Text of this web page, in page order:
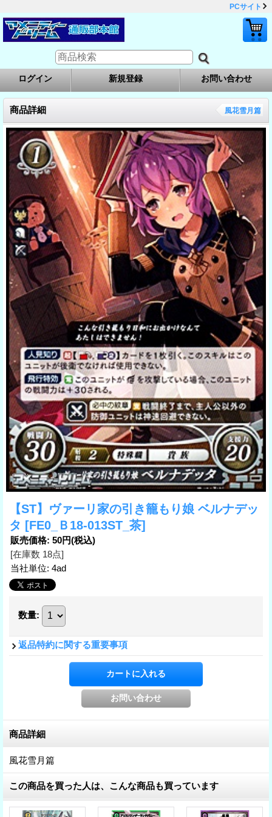
PCサイト
ログイン 新規登録 お問い合わせ
商品詳細 風花雪月篇
【ST】ヴァーリ家の引き籠もり娘 ベルナデッ
タ [FE0_Ｂ18-013ST_茶]
販売価格: 50円(税込)
[在庫数 18点]
当社単位: 4ad
数量:
返品特約に関する重要事項
商品詳細
風花雪月篇
この商品を買った人は、こんな商品も買っています